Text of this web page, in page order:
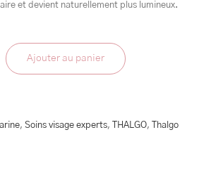
et devient naturellement plus lumineux.
Ajouter au panier
, Soins visage experts, THALGO,
Thalgo